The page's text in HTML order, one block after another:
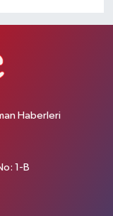
Haberleri
1-B